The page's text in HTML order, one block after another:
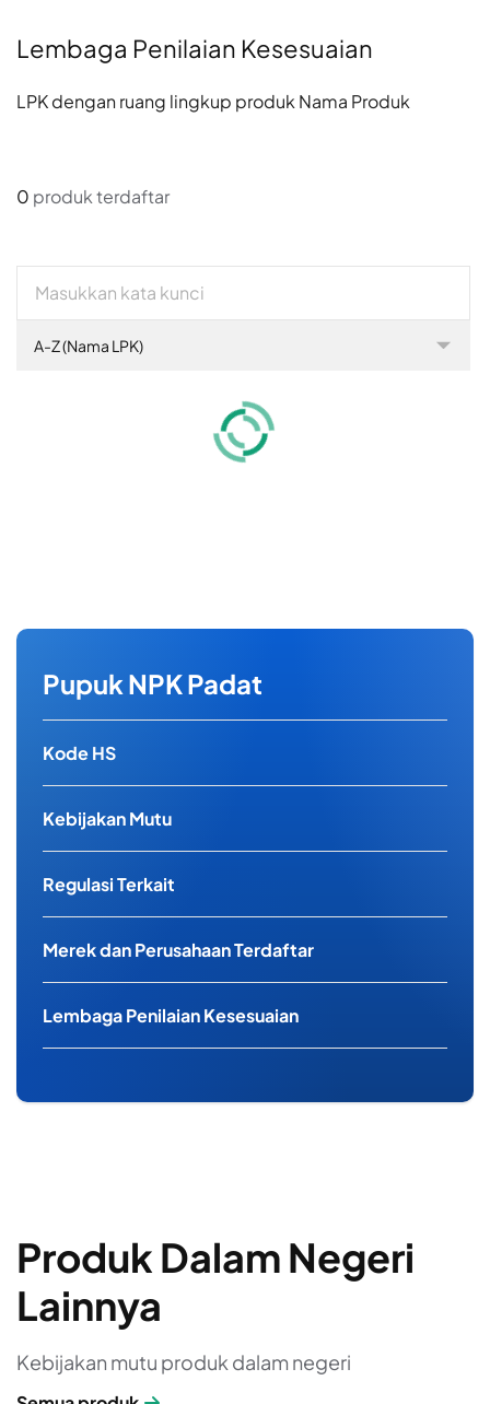
Lembaga Penilaian Kesesuaian
LPK dengan ruang lingkup produk Nama Produk
0 produk terdaftar
A-Z (Nama LPK)
Pupuk NPK Padat
Kode HS
Kebijakan Mutu
Regulasi Terkait
Merek dan Perusahaan Terdaftar
Lembaga Penilaian Kesesuaian
Produk Dalam Negeri
Lainnya
Kebijakan mutu produk dalam negeri